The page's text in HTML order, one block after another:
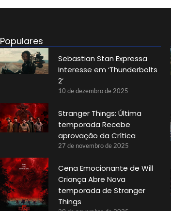
Populares
Sebastian Stan Expressa
Interesse em ‘Thunderbolts
2’
10 de dezembro de 2025
Stranger Things: Última
temporada Recebe
aprovação da Crítica
27 de novembro de 2025
Cena Emocionante de Will
Criança Abre Nova
temporada de Stranger
Things